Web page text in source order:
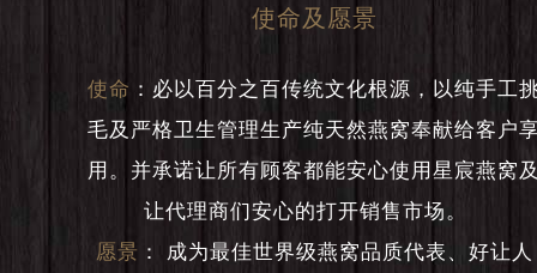
使命及愿景
使命 ： 必以百分之百传统文化根源，以纯手工
毛及严格卫生管理生产纯天然燕窝奉献给客户
用。并承诺让所有顾客都能安心使用星宸燕窝
让代理商们安心的打开销售市场。
愿景 ：
成为最佳世界级燕窝品质代表、好让人